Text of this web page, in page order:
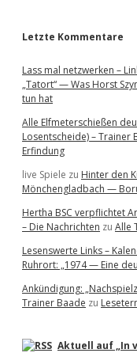
Letzte Kommentare
Lass mal netzwerken –
„Tatort“ — Was Horst
tun hat
Alle Elfmeterschießen
Losentscheide) – Trainer
Erfindung
live Spiele zu Hinter den
Mönchengladbach —
Hertha BSC verpflichtet
– Die Nachrichten zu Alle
Lesenswerte Links –
Ruhrort: „1974 — Eine
Ankündigung:
Trainer Baade zu
Aktuell auf „In